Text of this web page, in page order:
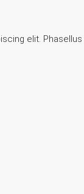
elit. Phasellus